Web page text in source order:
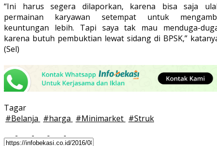
“Ini harus segera dilaporkan, karena bisa saja
permainan karyawan setempat untuk
keuntungan lebih. Tapi saya tak mau menduga-
karena butuh pembuktian lewat sidang di BPSK,”
(Sel)
Tagar
#Belanja #harga #Minimarket #Struk